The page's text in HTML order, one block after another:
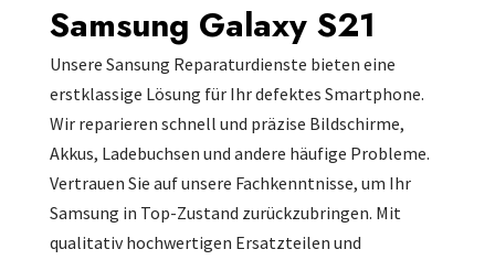
Samsung Galaxy S21
Unsere Sansung Reparaturdienste bieten eine
erstklassige Lösung für Ihr defektes Smartphone.
Wir reparieren schnell und präzise Bildschirme,
Akkus, Ladebuchsen und andere häufige Probleme.
Vertrauen Sie auf unsere Fachkenntnisse, um Ihr
Samsung in Top-Zustand zurückzubringen. Mit
qualitativ hochwertigen Ersatzteilen und